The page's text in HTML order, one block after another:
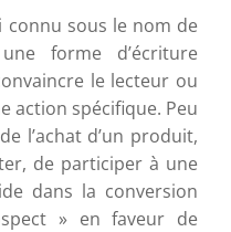
connu sous le nom de
forme d’écriture
le lecteur ou
action spécifique. Peu
l’achat d’un produit,
de participer à une
dans la conversion
» en faveur de